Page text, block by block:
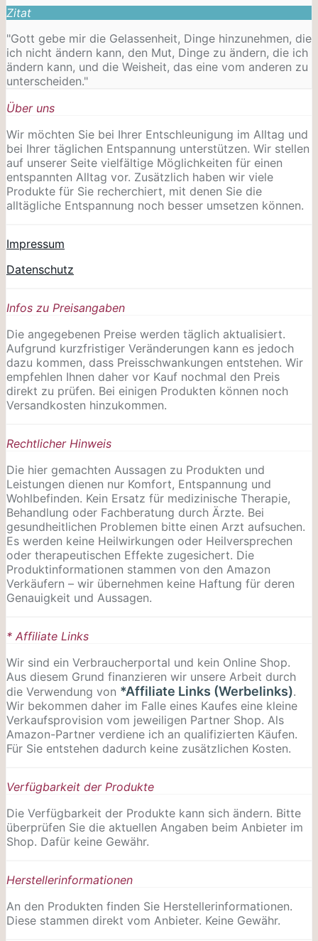
Zitat
"Gott gebe mir die Gelassenheit, Dinge hinzunehmen, die
ich nicht ändern kann, den Mut, Dinge zu ändern, die ich
ändern kann, und die Weisheit, das eine vom anderen zu
unterscheiden."
Über uns
Wir möchten Sie bei Ihrer Entschleunigung im Alltag und
bei Ihrer täglichen Entspannung unterstützen. Wir stellen
auf unserer Seite vielfältige Möglichkeiten für einen
entspannten Alltag vor. Zusätzlich haben wir viele
Produkte für Sie recherchiert, mit denen Sie die
alltägliche Entspannung noch besser umsetzen können.
Impressum
Datenschutz
Infos zu Preisangaben
Die angegebenen Preise werden täglich aktualisiert.
Aufgrund kurzfristiger Veränderungen kann es jedoch
dazu kommen, dass Preisschwankungen entstehen. Wir
empfehlen Ihnen daher vor Kauf nochmal den Preis
direkt zu prüfen. Bei einigen Produkten können noch
Versandkosten hinzukommen.
Rechtlicher Hinweis
Die hier gemachten Aussagen zu Produkten und
Leistungen dienen nur Komfort, Entspannung und
Wohlbefinden. Kein Ersatz für medizinische Therapie,
Behandlung oder Fachberatung durch Ärzte. Bei
gesundheitlichen Problemen bitte einen Arzt aufsuchen.
Es werden keine Heilwirkungen oder Heilversprechen
oder therapeutischen Effekte zugesichert. Die
Produktinformationen stammen von den Amazon
Verkäufern – wir übernehmen keine Haftung für deren
Genauigkeit und Aussagen.
* Affiliate Links
Wir sind ein Verbraucherportal und kein Online Shop.
Aus diesem Grund finanzieren wir unsere Arbeit durch
die Verwendung von *Affiliate Links (Werbelinks).
Wir bekommen daher im Falle eines Kaufes eine kleine
Verkaufsprovision vom jeweiligen Partner Shop. Als
Amazon-Partner verdiene ich an qualifizierten Käufen.
Für Sie entstehen dadurch keine zusätzlichen Kosten.
Verfügbarkeit der Produkte
Die Verfügbarkeit der Produkte kann sich ändern. Bitte
überprüfen Sie die aktuellen Angaben beim Anbieter im
Shop. Dafür keine Gewähr.
Herstellerinformationen
An den Produkten finden Sie Herstellerinformationen.
Diese stammen direkt vom Anbieter. Keine Gewähr.